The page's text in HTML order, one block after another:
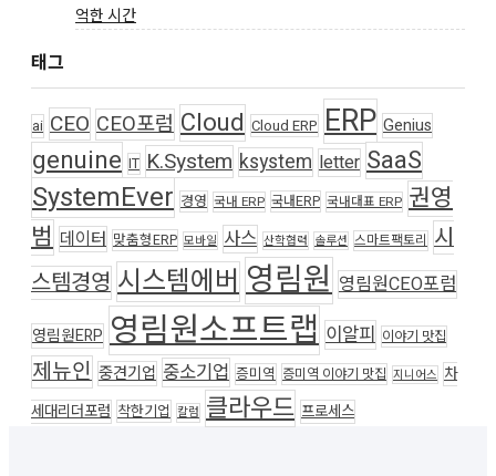
억한 시간
태그
ai CEO CEO포럼 Cloud Cloud ERP ERP Genius
genuine IT K.System ksystem letter SaaS
SystemEver 경영 국내 ERP 국내ERP 국내대표 ERP 권영
범 데이터 맞춤형ERP 모바일 사스 산학협력 솔루션 스마트팩토리 시
스템경영 시스템에버영림원 영림원CEO포럼
영림원ERP 영림원소프트랩 이알피 이야기 맛집
제뉴인 중견기업 중소기업 증미역 증미역 이야기 맛집 지니어스 차
세대리더포럼 착한기업 칼럼 클라우드 프로세스